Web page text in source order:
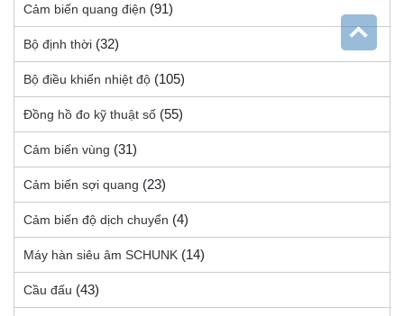
Cảm biến quang điện (91)
Bộ định thời (32)
Bộ điều khiển nhiệt độ (105)
Đồng hồ đo kỹ thuật số (55)
Cảm biến vùng (31)
Cảm biến sợi quang (23)
Cảm biến độ dịch chuyển (4)
Máy hàn siêu âm SCHUNK (14)
Cầu đấu (43)